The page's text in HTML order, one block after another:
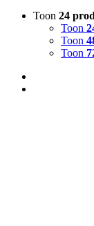
Toon 24
Toon
Toon
Toon